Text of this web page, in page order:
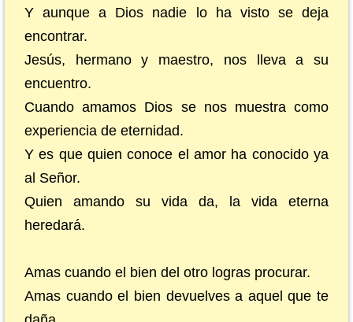
Y aunque a Dios nadie lo ha visto se deja
encontrar.
Jesús, hermano y maestro, nos lleva a su
encuentro.
Cuando amamos Dios se nos muestra como
experiencia de eternidad.
Y es que quien conoce el amor ha conocido ya
al Señor.
Quien amando su vida da, la vida eterna
heredará.
Amas cuando el bien del otro logras procurar.
Amas cuando el bien devuelves a aquel que te